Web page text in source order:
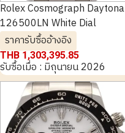
Rolex Cosmograph Daytona
126500LN White Dial
ราคารับซื้ออ้างอิง
THB 1,303,395.85
รับซื้อเมื่อ : มิถุนายน 2026